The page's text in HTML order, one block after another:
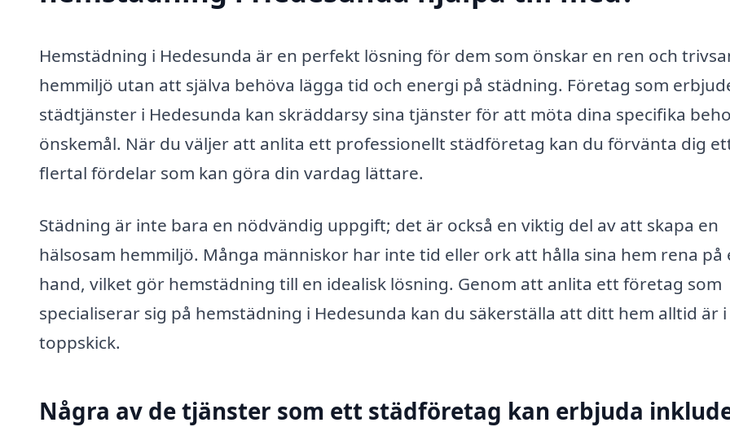
Hemstädning i Hedesunda är en perfekt lösning för dem som önskar en ren och
hemmiljö utan att själva behöva lägga tid och energi på städning. Företag som
städtjänster i Hedesunda kan skräddarsy sina tjänster för att möta dina specifika
önskemål. När du väljer att anlita ett professionellt städföretag kan du förvänta dig
flertal fördelar som kan göra din vardag lättare.
Städning är inte bara en nödvändig uppgift; det är också en viktig del av att skapa en
hälsosam hemmiljö. Många människor har inte tid eller ork att hålla sina hem rena på
hand, vilket gör hemstädning till en idealisk lösning. Genom att anlita ett företag som
specialiserar sig på hemstädning i Hedesunda kan du säkerställa att ditt hem alltid är i
toppskick.
Några av de tjänster som ett städföretag kan erbjuda